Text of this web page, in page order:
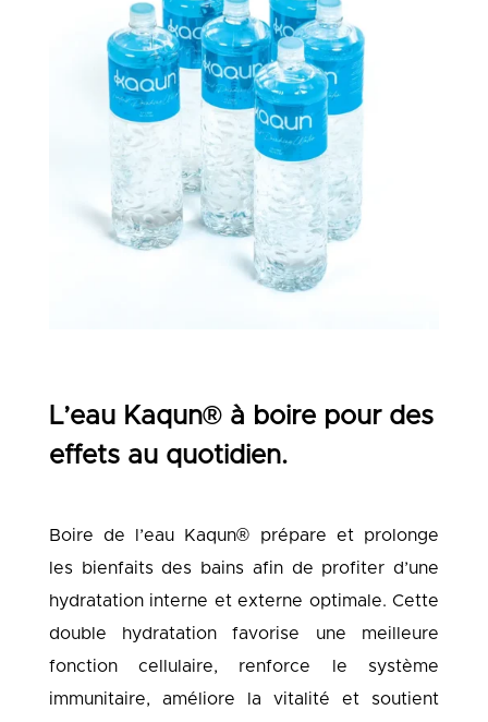
L’eau Kaqun® à boire pour des
effets au quotidien.
Boire de l’eau Kaqun® prépare et prolonge
les bienfaits des bains afin de profiter d’une
hydratation interne et externe optimale. Cette
double hydratation favorise une meilleure
fonction cellulaire, renforce le système
immunitaire, améliore la vitalité et soutient